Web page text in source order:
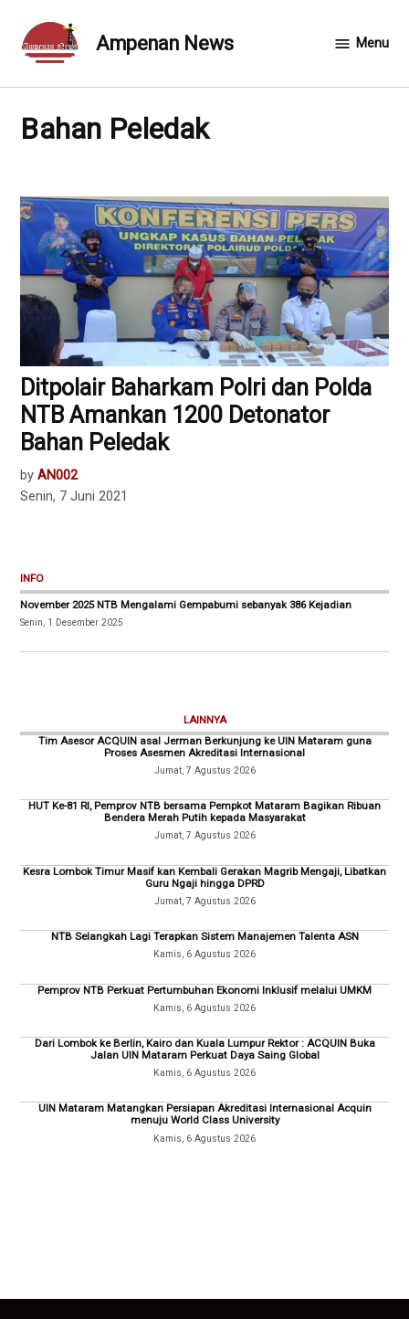
content
Ampenan News Menu
Bahan Peledak
Ditpolair Baharkam Polri dan Polda
NTB Amankan 1200 Detonator
Bahan Peledak
by AN002
Senin, 7 Juni 2021
INFO
November 2025 NTB Mengalami Gempabumi sebanyak 386 Kejadian
Senin, 1 Desember 2025
LAINNYA
Tim Asesor ACQUIN asal Jerman Berkunjung ke UIN Mataram guna
Proses Asesmen Akreditasi Internasional
Jumat, 7 Agustus 2026
HUT Ke-81 RI, Pemprov NTB bersama Pempkot Mataram Bagikan Ribuan
Bendera Merah Putih kepada Masyarakat
Jumat, 7 Agustus 2026
Kesra Lombok Timur Masif kan Kembali Gerakan Magrib Mengaji, Libatkan
Guru Ngaji hingga DPRD
Jumat, 7 Agustus 2026
NTB Selangkah Lagi Terapkan Sistem Manajemen Talenta ASN
Kamis, 6 Agustus 2026
Pemprov NTB Perkuat Pertumbuhan Ekonomi Inklusif melalui UMKM
Kamis, 6 Agustus 2026
Dari Lombok ke Berlin, Kairo dan Kuala Lumpur Rektor : ACQUIN Buka
Jalan UIN Mataram Perkuat Daya Saing Global
Kamis, 6 Agustus 2026
UIN Mataram Matangkan Persiapan Akreditasi Internasional Acquin
menuju World Class University
Kamis, 6 Agustus 2026